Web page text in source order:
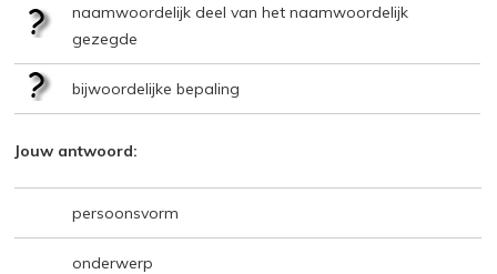
naamwoordelijk deel van het naamwoordelijk
gezegde
bijwoordelijke bepaling
Jouw antwoord:
persoonsvorm
onderwerp